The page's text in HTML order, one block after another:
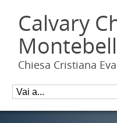
Calvary
Chiesa Cristiana